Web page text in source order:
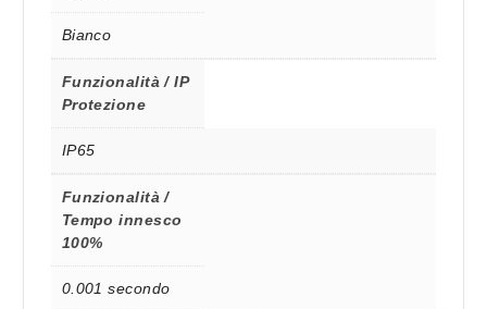
Bianco
Funzionalità / IP
Protezione
IP65
Funzionalità /
Tempo innesco
100%
0.001 secondo